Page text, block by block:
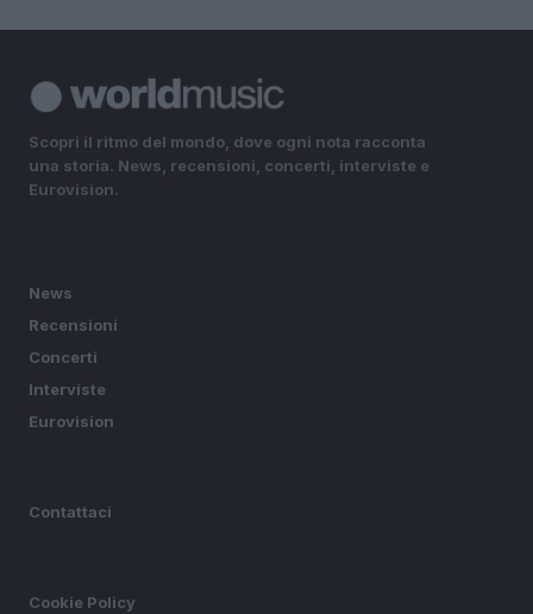
Scopri il ritmo del mondo, dove ogni nota racconta
una storia. News, recensioni, concerti, interviste e
Eurovision.
News
Recensioni
Concerti
Interviste
Eurovision
Contattaci
Cookie Policy